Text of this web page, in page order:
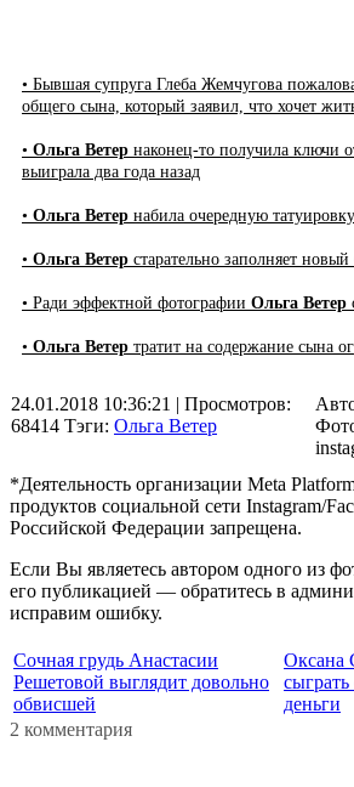
• Бывшая супруга Глеба Жемчугова
общего сына, который заявил, что хочет
• Ольга Ветер наконец-то получила ключи
выиграла два года назад
• Ольга Ветер набила очередную татуировку
• Ольга Ветер старательно заполняет
• Ради эффектной фотографии Ольга Ветер
• Ольга Ветер тратит на содержание сына
24.01.2018 10:36:21 | Просмотров:
68414 Тэги: Ольга Ветер
*Деятельность организации Meta
продуктов социальной сети Instagram/
Российской Федерации запрещена.
Если Вы являетесь автором одного из
его публикацией — обратитесь в
исправим ошибку.
Сочная грудь Анастасии
Решетовой выглядит довольно
обвисшей
Оксана
деньги
2 комментария